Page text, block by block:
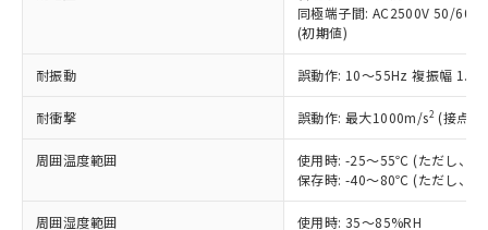
同極端子間: AC2500V 50/
(初期値)
耐振動 誤動作: 10～55Hz 複振幅
耐衝撃 誤動作: 最大1000m/s2 (接点
周囲温度範囲
使用時: -25～55℃ (ただし、氷
保存時: -40～80℃ (ただし、氷
周囲湿度範囲 使用時: 35～85%RH
販売ネットワーク
」をご確認
在庫状況および標準価格結果を当社の
事前の承諾なく第三者に漏洩または開
示しないようお願いします。
マイパーツ機能（部品リスト作成サー
ビス）をご利用いただくには、I-Web
メンバーズにご登録されている必要が
お客様が当ウェブサイト上で当社にご
図的な使用がないことを確認しています。
部品在庫の切り替え状況などにより、予定
月が前後することがあります。
「ｅ」：有害物質（10物質）のすべてが基
準値以下であることを示します。
「10」：通常の使用状況下において有害物
質が外部に漏えいし、環境に深刻な影響を
及ぼさない年数を意味します。
「－」：未確認です。当社販売部門へお問
い合わせください。
武器並びにこれらの製造装置等に一切
当社は、貴社製品を第三者に販売する
場合は、上記1、2および3の内容を当
該第三者に通知します。また当社は、
販売先および販売に係わる関係者が違
法に輸出するおそれがある場合は、取
り引きをいたしません。
いては、お客様のお取引先、ま
たはお客様担当のオムロン制御
機器販売店・当社販売員にご確
白
受注生産機種、また在庫状況の
情報を公開していない機種